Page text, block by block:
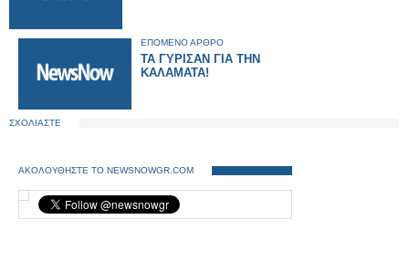
ΕΠΟΜΕΝΟ ΑΡΘΡΟ
ΤΑ ΓΥΡΙΣΑΝ ΓΙΑ ΤΗΝ
ΚΑΛΑΜΑΤΑ!
ΣΧΟΛΙΑΣΤΕ
ΑΚΟΛΟΥΘΗΣΤΕ ΤΟ NEWSNOWGR.COM